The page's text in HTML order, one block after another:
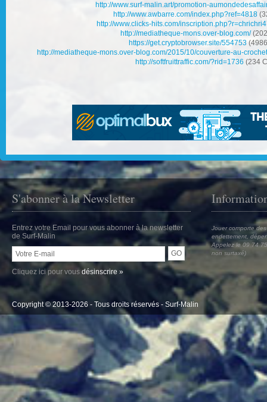
http://www.surf-malin.art/promotion-
http://www.awbarre.com/index.php?ref=4818
http://www.clicks-hits.com/
http://mediatheque-mons.over-blog.com/
https://get.cryptobrowser.site/554753
http://mediatheque-mons.over-blog.com/2015/10/couverture-au-
http://softfruittraffic.com/?rid=1736 (234
S'abonner à la Newsletter
Entrez votre Email pour vous abonner à la newsletter
de Surf-Malin
Cliquez ici pour vous désinscrire »
Jouer comporte
endettement,
Appelez le 09 74
non surtaxé)
Copyright © 2013-2026 - Tous droits réservés - Surf-Malin